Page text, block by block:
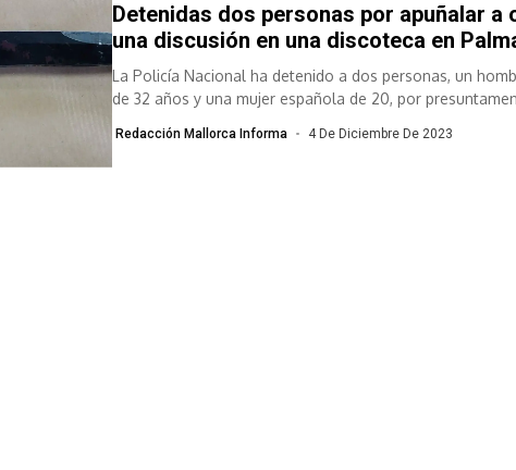
Detenidas dos personas por apuñalar a
una discusión en una discoteca en
La Policía Nacional ha detenido a dos personas, un
de 32 años y una mujer española de 20, por
Redacción Mallorca Informa 4 De Diciembre De 2023